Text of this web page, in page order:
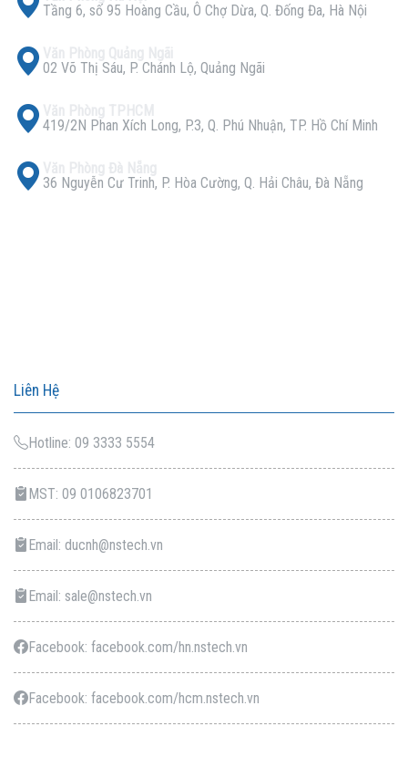
Tầng 6, số 95 Hoàng Cầu, Ô Chợ Dừa, Q. Đống Đa, Hà Nội
02 Võ Thị Sáu, P. Chánh Lộ, Quảng Ngãi
419/2N Phan Xích Long, P.3, Q. Phú Nhuận, TP. Hồ Chí Minh
36 Nguyễn Cư Trinh, P. Hòa Cường, Q. Hải Châu, Đà Nẵng
Liên Hệ
Hotline: 09 3333 5554
MST: 09 0106823701
Email: ducnh@nstech.vn
Email: sale@nstech.vn
Facebook: facebook.com/hn.nstech.vn
Facebook: facebook.com/hcm.nstech.vn